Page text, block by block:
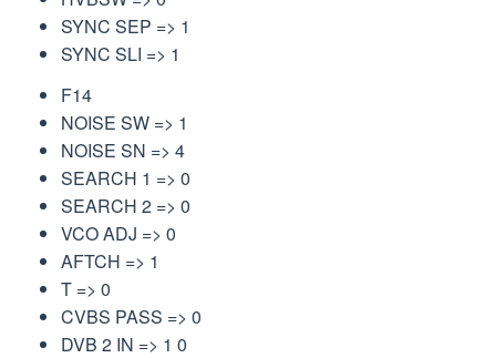
SYNC SEP => 1
SYNC SLI => 1
F14
NOISE SW => 1
NOISE SN => 4
SEARCH 1 => 0
SEARCH 2 => 0
VCO ADJ => 0
AFTCH => 1
T => 0
CVBS PASS => 0
DVB 2 IN => 1 0